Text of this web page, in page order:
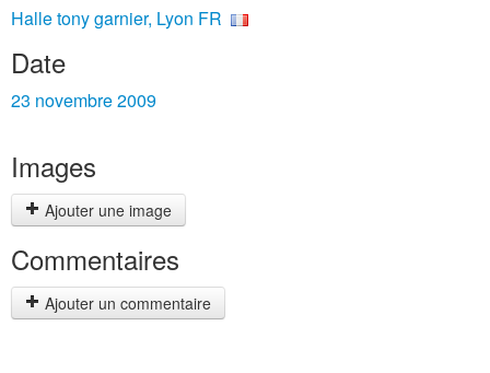
Halle tony garnier, Lyon FR
Date
23 novembre 2009
Images
Ajouter une image
Commentaires
Ajouter un commentaire